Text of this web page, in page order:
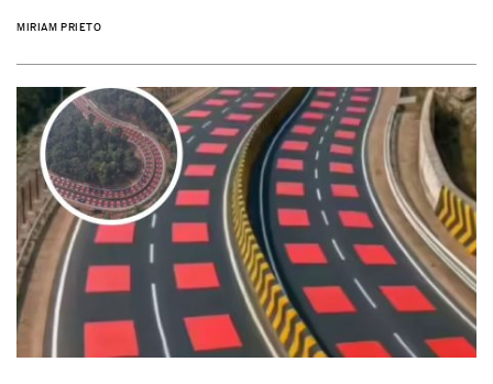
MIRIAM PRIETO